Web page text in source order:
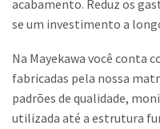
Trabalhe Conosco
acabamento. Reduz os
se um investimento a
Na Mayekawa você conta
fabricadas pela nossa
padrões de qualidade,
utilizada até a estrutura